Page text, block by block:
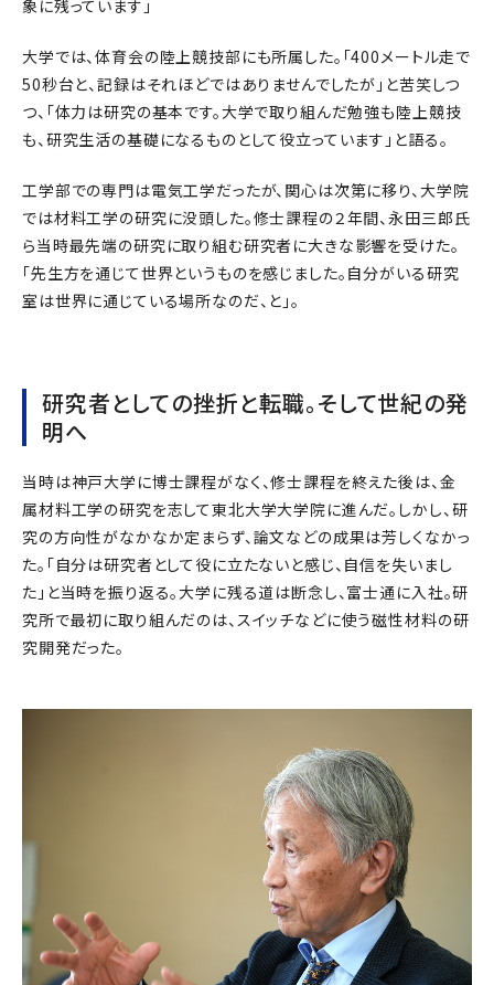
象に残っています」
大学では、体育会の陸上競技部にも所属した。「400メートル走で
50秒台と、記録はそれほどではありませんでしたが」と苦笑しつ
つ、「体力は研究の基本です。大学で取り組んだ勉強も陸上競技
も、研究生活の基礎になるものとして役立っています」と語る。
工学部での専門は電気工学だったが、関心は次第に移り、大学院
では材料工学の研究に没頭した。修士課程の２年間、永田三郎氏
ら当時最先端の研究に取り組む研究者に大きな影響を受けた。
「先生方を通じて世界というものを感じました。自分がいる研究
室は世界に通じている場所なのだ、と」。
研究者としての挫折と転職。そして世紀の発
明へ
当時は神戸大学に博士課程がなく、修士課程を終えた後は、金
属材料工学の研究を志して東北大学大学院に進んだ。しかし、研
究の方向性がなかなか定まらず、論文などの成果は芳しくなかっ
た。「自分は研究者として役に立たないと感じ、自信を失いまし
た」と当時を振り返る。大学に残る道は断念し、富士通に入社。研
究所で最初に取り組んだのは、スイッチなどに使う磁性材料の研
究開発だった。